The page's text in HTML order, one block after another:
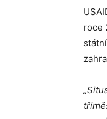
roce